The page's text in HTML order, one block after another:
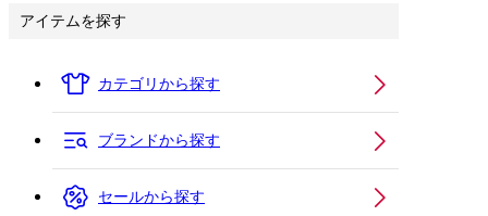
アイテムを探す
カテゴリから探す
ブランドから探す
セールから探す